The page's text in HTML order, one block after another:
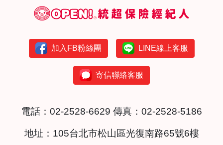
加入FB粉絲團 LINE線上客服
寄信聯絡客服
電話： 02-2528-6629 傳真：02-2528-5186
地址： 105台北市松山區光復南路65號6樓